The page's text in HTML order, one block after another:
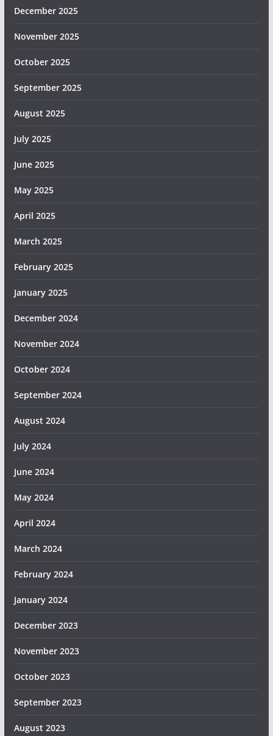
December 2025
November 2025
October 2025
September 2025
August 2025
July 2025
June 2025
May 2025
April 2025
March 2025
February 2025
January 2025
December 2024
November 2024
October 2024
September 2024
August 2024
July 2024
June 2024
May 2024
April 2024
March 2024
February 2024
January 2024
December 2023
November 2023
October 2023
September 2023
August 2023